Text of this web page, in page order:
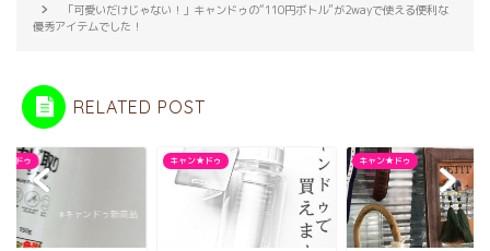
「可愛いだけじゃない！」キャンドゥの“110円ボトル”が2wayで使える便利な
優秀アイテムでした！
RELATED POST
★ドゥ キャン★ドゥ キャン★ドゥ